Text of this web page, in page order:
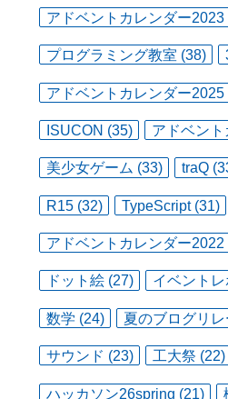
アドベントカレンダー2023
プログラミング教室 (38)
アドベントカレンダー2025
ISUCON (35) アドベン
美少女ゲーム (33) traQ
R15 (32) TypeScript (31)
アドベントカレンダー2022
ドット絵 (27) イベント
数学 (24) 夏のブログリ
サウンド (23) 工大祭 (22)
ハッカソン26spring (21)